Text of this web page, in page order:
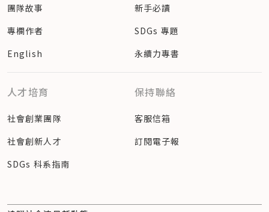
團隊故事
專欄作者
English
新手必讀
SDGs 專題
永續力專書
人才培育
社會創業團隊
社會創新人才
SDGs 科系指南
保持聯絡
客服信箱
訂閱電子報